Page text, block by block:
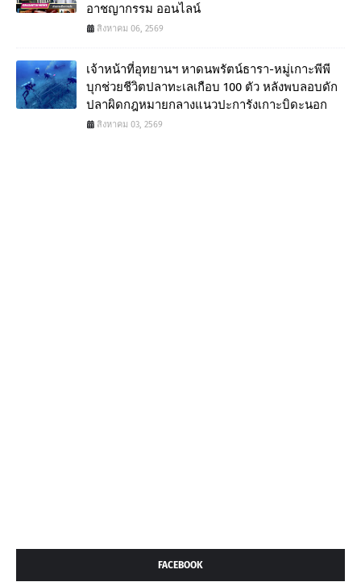
อาชญากรรม ออนไลน์
สิงหาคม 06, 2569
เจ้าหน้าที่อุทยานฯ หาดนพรัตน์ธารา-หมู่เกาะพีพี
บุกช่วยชีวิตปลาทะเลเกือบ 100 ตัว หลังพบลอบดัก
ปลาผิดกฎหมายกลางแนวปะการังเกาะบิดะนอก
สิงหาคม 03, 2569
FACEBOOK